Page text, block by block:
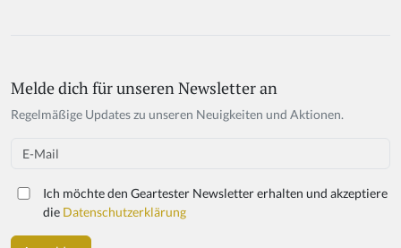
If
y
h
Melde dich für unseren Newsletter an
Regelmäßige Updates zu unseren Neuigkeiten und Aktionen.
Email
Ich möchte den Geartester Newsletter erhalten und akzeptiere
die Datenschutzerklärung